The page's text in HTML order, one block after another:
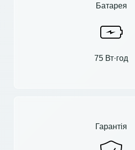
Батарея
75 Вт·год
Гарантія